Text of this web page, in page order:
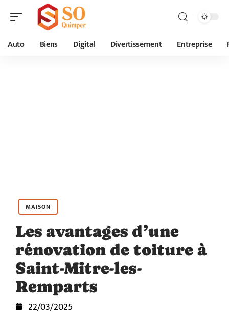
Auto Biens Digital Divertissement Entreprise
MAISON
Les avantages d’une
rénovation de toiture à
Saint-Mitre-les-
Remparts
22/03/2025